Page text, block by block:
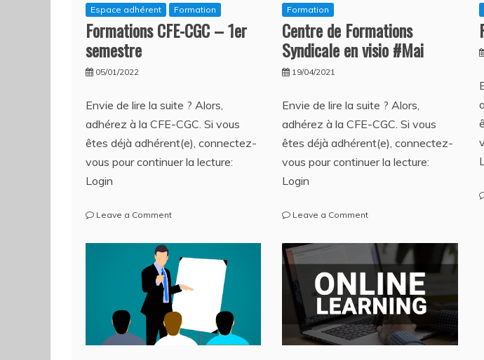
Espace adhérent Formation
Formations CFE-CGC – 1er
semestre
05/01/2022
Envie de lire la suite ? Alors,
adhérez à la CFE-CGC. Si vous
êtes déjà adhérent(e), connectez-
vous pour continuer la lecture:
Login
Leave a Commenton
CFE-
CGC
1er
semestre
Formation
Centre de Formations
Syndicale en visio #Mai
19/04/2021
Envie de lire la suite ? Alors,
adhérez à la CFE-CGC. Si vous
êtes déjà adhérent(e), connectez-
vous pour continuer la lecture:
Login
Leave a Commenton
de
Formations
Syndicale
visio
#Mai